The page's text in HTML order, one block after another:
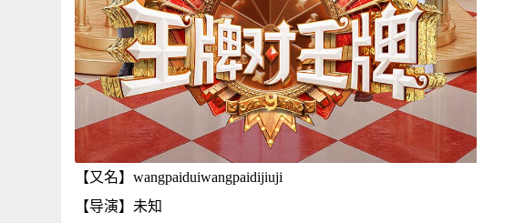
【又名】wangpaiduiwangpaidijiuji
【导演】未知